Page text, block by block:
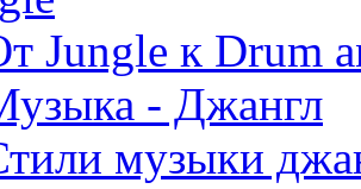
Jungle к Drum
- Джангл
музыки